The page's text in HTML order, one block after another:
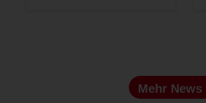
Mehr News